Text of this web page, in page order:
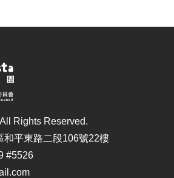
Rights Reserved.
和平東路二段106號22樓
#5526